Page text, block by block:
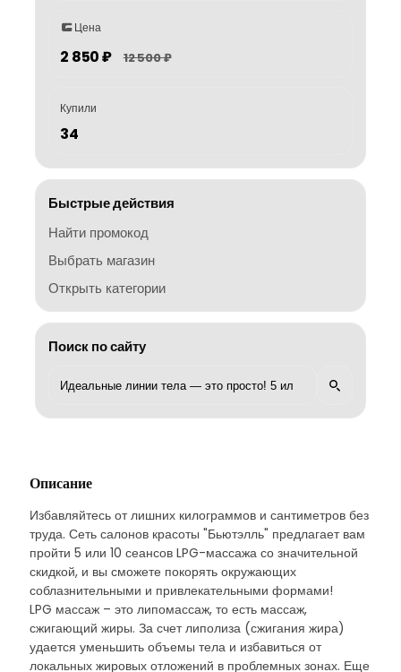
Цена
2 850 ₽ 12 500 ₽
Купили
34
Быстрые действия
Найти промокод
Выбрать магазин
Открыть категории
Поиск по сайту
Описание
Избавляйтесь от лишних килограммов и сантиметров без
труда. Сеть салонов красоты "Бьютэлль" предлагает вам
пройти 5 или 10 сеансов LPG-массажа со значительной
скидкой, и вы сможете покорять окружающих
соблазнительными и привлекательными формами!
LPG массаж – это липомассаж, то есть массаж,
сжигающий жиры. За счет липолиза (сжигания жира)
удается уменьшить объемы тела и избавиться от
локальных жировых отложений в проблемных зонах. Еще